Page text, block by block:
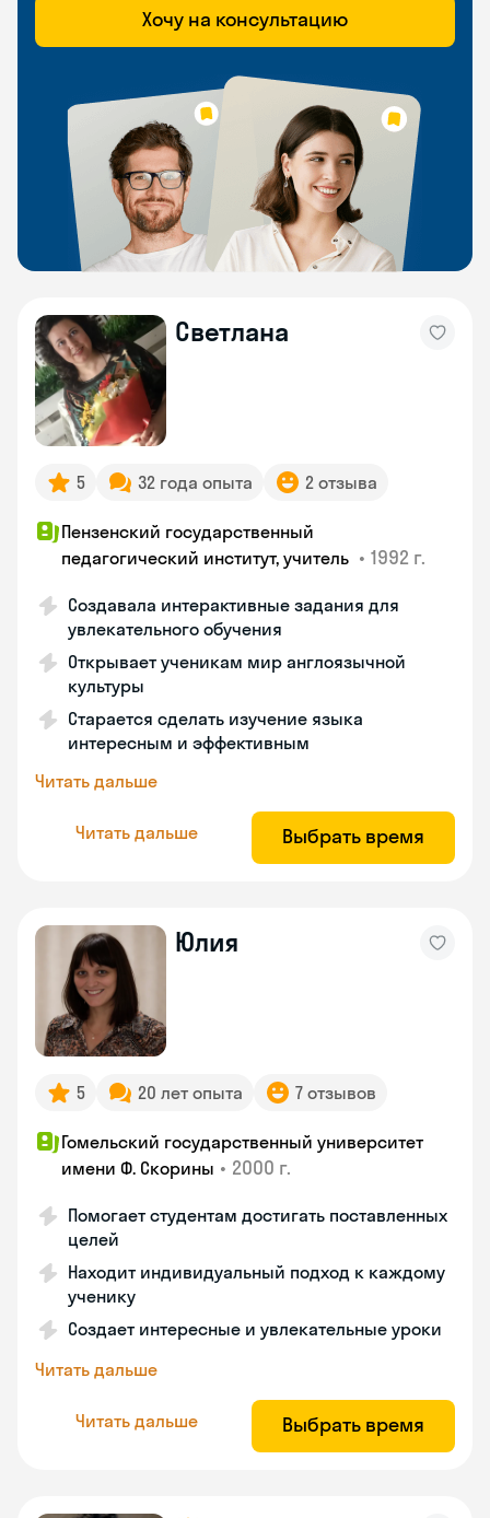
Хочу на консультацию
Светлана
5 32 года опыта 2 отзыва
Пензенский государственный
педагогический институт, учитель • 1992 г.
Создавала интерактивные задания для
увлекательного обучения
Открывает ученикам мир англоязычной
культуры
Старается сделать изучение языка
интересным и эффективным
Читать дальше
Читать дальше Выбрать время
Юлия
5 20 лет опыта 7 отзывов
Гомельский государственный университет
имени Ф. Скорины • 2000 г.
Помогает студентам достигать поставленных
целей
Находит индивидуальный подход к каждому
ученику
Создает интересные и увлекательные уроки
Читать дальше
Читать дальше Выбрать время